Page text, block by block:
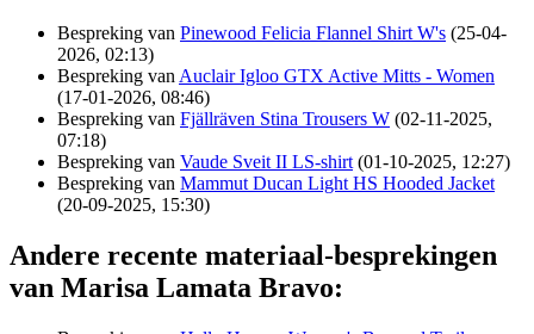
Bespreking van Pinewood Felicia Flannel Shirt W's (25-04-
2026, 02:13)
Bespreking van Auclair Igloo GTX Active Mitts - Women
(17-01-2026, 08:46)
Bespreking van Fjällräven Stina Trousers W (02-11-2025,
07:18)
Bespreking van Vaude Sveit II LS-shirt (01-10-2025, 12:27)
Bespreking van Mammut Ducan Light HS Hooded Jacket
(20-09-2025, 15:30)
Andere recente materiaal-besprekingen
van Marisa Lamata Bravo: